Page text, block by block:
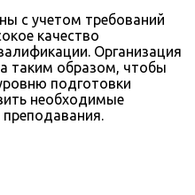
с учетом требований
качество
Организация
таким образом, чтобы
подготовки
необходимые